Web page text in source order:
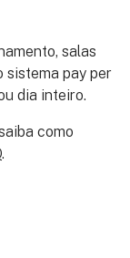
salas
sistema pay per
dia inteiro.
como